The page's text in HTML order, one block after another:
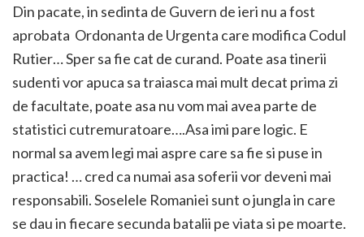
Din pacate, in sedinta de Guvern de ieri nu a fost
aprobata Ordonanta de Urgenta care modifica Codul
Rutier… Sper sa fie cat de curand. Poate asa tinerii
sudenti vor apuca sa traiasca mai mult decat prima zi
de facultate, poate asa nu vom mai avea parte de
statistici cutremuratoare….Asa imi pare logic. E
normal sa avem legi mai aspre care sa fie si puse in
practica! … cred ca numai asa soferii vor deveni mai
responsabili. Soselele Romaniei sunt o jungla in care
se dau in fiecare secunda batalii pe viata si pe moarte.